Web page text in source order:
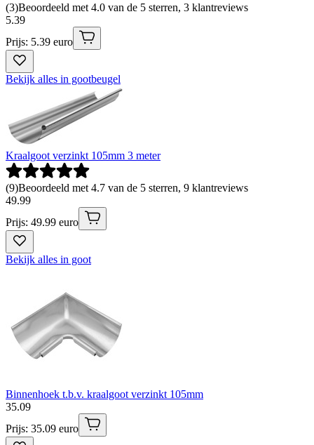
(3)Beoordeeld met 4.0 van de 5 sterren, 3 klantreviews
5.39
Prijs: 5.39 euro
Bekijk alles in gootbeugel
Kraalgoot verzinkt 105mm 3 meter
(9)Beoordeeld met 4.7 van de 5 sterren, 9 klantreviews
49.99
Prijs: 49.99 euro
Bekijk alles in goot
Binnenhoek t.b.v. kraalgoot verzinkt 105mm
35.09
Prijs: 35.09 euro